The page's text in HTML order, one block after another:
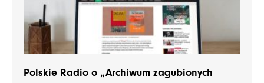
Polskie Radio o „Archiwum zagubionych